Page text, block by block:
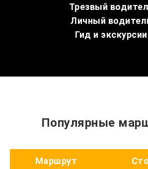
Трезвый
Личный
Гид и экскурсии
Популярные
Маршрут